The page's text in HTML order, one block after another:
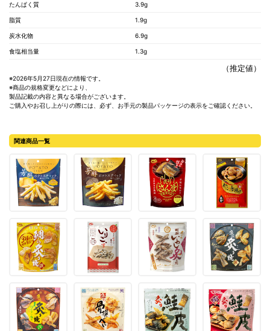
たんぱく質 3.9g
脂質 1.9g
炭水化物 6.9g
食塩相当量 1.3g
（推定値）
※2026年5月27日現在の情報です。
※商品の規格変更などにより、
製品記載の内容と異なる場合がございます。
ご購入やお召し上がりの際には、必ず、お手元の製品パッケージの表示をご確認ください。
関連商品一覧